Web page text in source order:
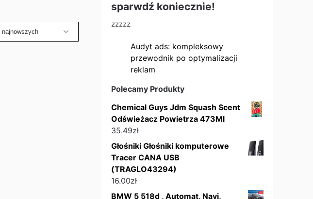
sparwdź koniecznie!
zzzzz
Audyt ads: kompleksowy
przewodnik po optymalizacji
reklam
Polecamy Produkty
Chemical Guys Jdm Squash Scent
Odświeżacz Powietrza 473Ml
35.49zł
Głośniki Głośniki komputerowe
Tracer CANA USB
(TRAGLO43294)
16.00zł
BMW 5 518d , Automat, Navi,